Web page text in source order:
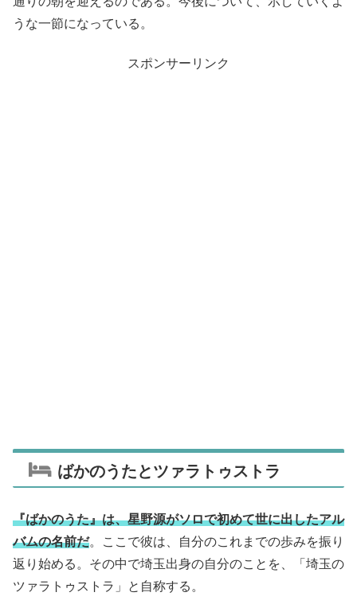
うな一節になっている。
スポンサーリンク
ばかのうたとツァラトゥストラ
『ばかのうた』は、星野源がソロで初めて世に出したアル
バムの名前だ。ここで彼は、自分のこれまでの歩みを振り
返り始める。その中で埼玉出身の自分のことを、「埼玉の
ツァラトゥストラ」と自称する。